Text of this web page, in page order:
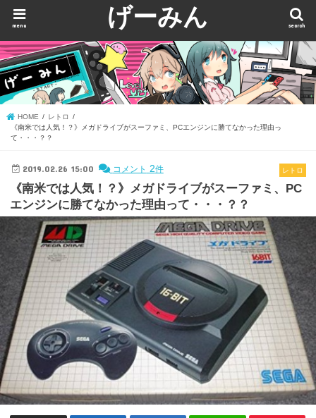
げーみん search
menu
HOME
レトロ
《南米では人気！？》メガドライブがスーファミ、PCエンジンに勝てなかった理由っ
て・・・？？
レトロ
2019.02.26 15:00 コメント 2件
《南米では人気！？》メガドライブがスーファミ、PC
エンジンに勝てなかった理由って・・・？？